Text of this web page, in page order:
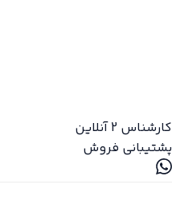
کارشناس 2
آنلاین
پشتیبانی فروش